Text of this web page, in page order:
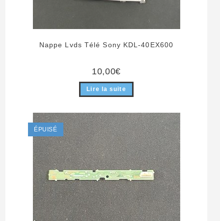
Nappe Lvds Télé Sony KDL-40EX600
10,00€
Lire la suite
ÉPUISÉ